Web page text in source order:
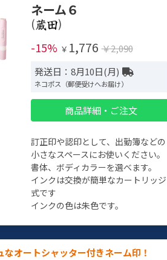
ネーム６
(
)
-15% ￥ 1,776 ￥2,090
発送日：8月10日(月)
ネコポス（郵便受けへお届け）
商品詳細・ご注文
訂正印や認印として、出勤簿などの
小さなスペースにお使いください。
書体、ボディカラーを選べます。
インクは交換が簡単なカートリッジ
式です
インクの色は朱色です。
なオートシャッター付きネーム印！